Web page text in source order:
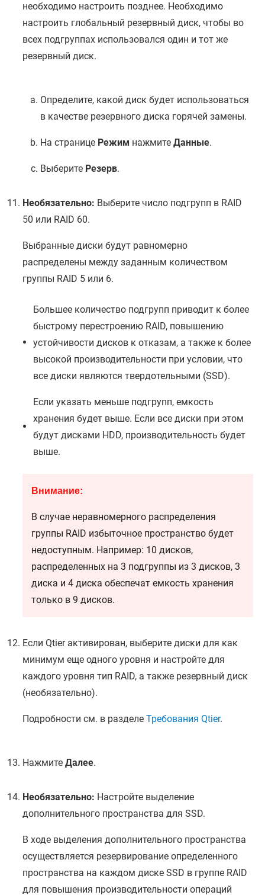
необходимо настроить позднее. Необходимо
настроить глобальный резервный диск, чтобы во
всех подгруппах использовался один и тот же
резервный диск.
Определите, какой диск будет использоваться
в качестве резервного диска горячей замены.
На странице Режим нажмите Данные.
Выберите Резерв.
Необязательно: Выберите число подгрупп в RAID
50 или RAID 60.
Выбранные диски будут равномерно
распределены между заданным количеством
группы RAID 5 или 6.
Большее количество подгрупп приводит к более
быстрому перестроению RAID, повышению
устойчивости дисков к отказам, а также к более
высокой производительности при условии, что
все диски являются твердотельными (SSD).
Если указать меньше подгрупп, емкость
хранения будет выше. Если все диски при этом
будут дисками HDD, производительность будет
выше.
Внимание:
В случае неравномерного распределения
группы RAID избыточное пространство будет
недоступным. Например: 10 дисков,
распределенных на 3 подгруппы из 3 дисков, 3
диска и 4 диска обеспечат емкость хранения
только в 9 дисков.
Если Qtier активирован, выберите диски для как
минимум еще одного уровня и настройте для
каждого уровня тип RAID, а также резервный диск
(необязательно).
Подробности см. в разделе Требования Qtier.
Нажмите Далее.
Необязательно: Настройте выделение
дополнительного пространства для SSD.
В ходе выделения дополнительного пространства
осуществляется резервирование определенного
пространства на каждом диске SSD в группе RAID
для повышения производительности операций